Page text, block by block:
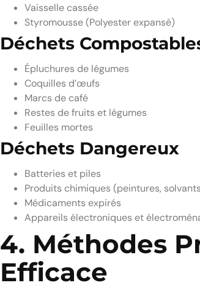
Vaisselle cassée
Styromousse (Polyester expansé)
Déchets
Épluchures de légumes
Coquilles d’œufs
Marcs de café
Restes de fruits et légumes
Feuilles mortes
Déchets Dangereux
Batteries et piles
Produits chimiques (peintures,
Médicaments expirés
Appareils électroniques et
4. Méthodes
Efficace